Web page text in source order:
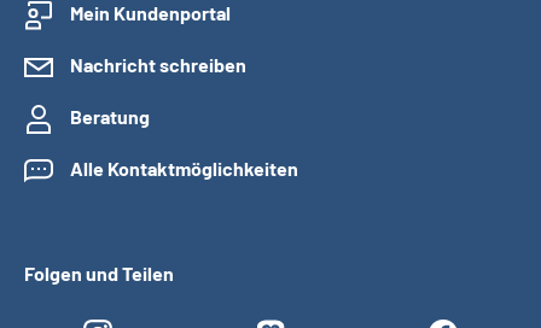
Mein Kundenportal
Nachricht schreiben
Beratung
Alle Kontaktmöglichkeiten
Folgen und Teilen